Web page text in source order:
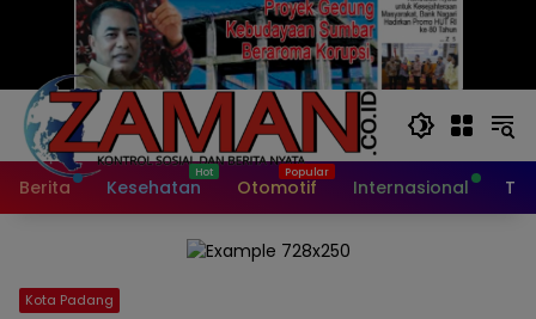
Berita Kesehatan Otomotif Internasional
Kota Padang